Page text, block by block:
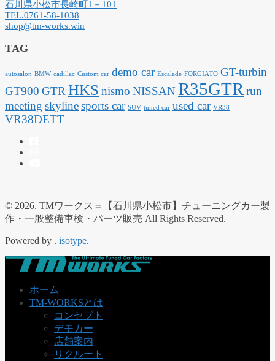
石川県小松市長崎町1－101
TEL.0761-58-1038
shop@tm-works.win
TAG
autosalon BMW cadillac Custom car demo car Escalade FORGIATO GT-turbin
GT900 GTRHKS nismo NISSANR35GTRrun
meeting skylinesports car SUV tuned car used car VR38
VR38DETT
© 2026. TMワークス＝【石川県小松市】チューニングカー製
作・一般整備車検・パーツ販売 All Rights Reserved.
Powered by . isotype.
ホーム
TM-WORKSとは
コンセプト
デモカー
店舗案内
リクルート